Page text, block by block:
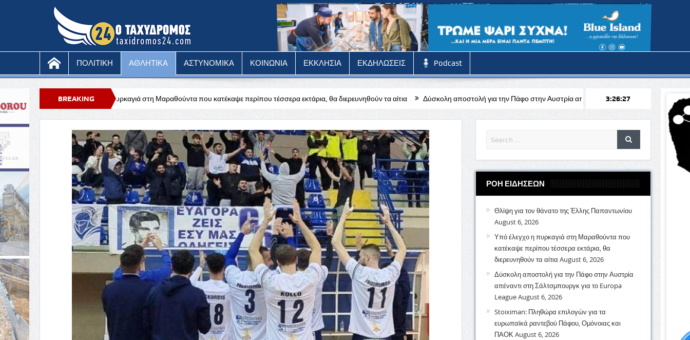
ΠΟΛΙΤΙΚΗ ΑΘΛΗΤΙΚΑ ΑΣΤΥΝΟΜΙΚΑ ΚΟΙΝΩΝΙΑ ΕΚΚΛΗΣΙΑ ΕΚΔΗΛΩΣΕΙΣ Podcast
BREAKING
NEWS
Υπό έλεγχο η πυρκαγιά στη Μαραθούντα που κατέκαψε περίπου τέσσερα εκτάρια, θα διερευνηθούν τα αίτια Δύσκολη αποστολή για την Πάφο στην Αυστρία απέναντι στη Σάλτσμπουργκ για το Europa League
3:26:29
ΡΟΗ ΕΙΔΗΣΕΩΝ
Θλίψη για τον θάνατο της Έλλης Παπαντωνίου
August 6, 2026
Υπό έλεγχο η πυρκαγιά στη Μαραθούντα που
κατέκαψε περίπου τέσσερα εκτάρια, θα
διερευνηθούν τα αίτια August 6, 2026
Δύσκολη αποστολή για την Πάφο στην Αυστρία
απέναντι στη Σάλτσμπουργκ για το Europa
LeagueAugust 6, 2026
Stoiximan: Πληθώρα επιλογών για τα
ευρωπαϊκά ραντεβού Πάφου, Ομόνοιας και
ΠΑΟΚAugust 6, 2026